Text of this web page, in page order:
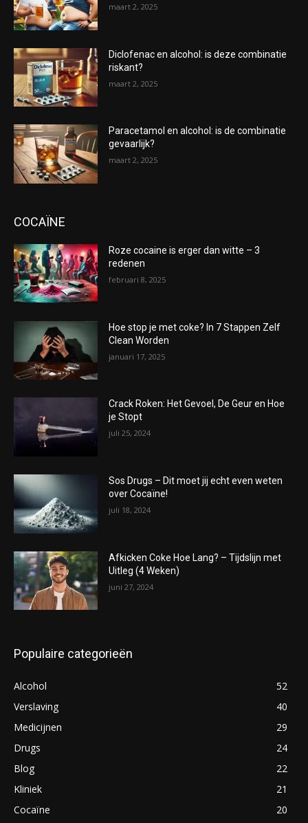
maart 2, 2025
Diclofenac en alcohol: is deze combinatie
riskant?
maart 2, 2025
Paracetamol en alcohol: is de combinatie
gevaarlijk?
maart 2, 2025
COCAÏNE
Roze cocaine is erger dan witte – 3
redenen
februari 8, 2025
Hoe stop je met coke? In 7 Stappen Zelf
Clean Worden
januari 17, 2025
Crack Roken: Het Gevoel, De Geur en Hoe
je Stopt
juli 25, 2024
Sos Drugs – Dit moet jij echt even weten
over Cocaïne!
juli 18, 2024
Afkicken Coke Hoe Lang? – Tijdslijn met
Uitleg (4 Weken)
juni 27, 2024
Populaire categorieën
Alcohol
52
Verslaving
40
Medicijnen
29
Drugs
24
Blog
22
Kliniek
21
Cocaïne
20